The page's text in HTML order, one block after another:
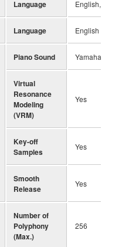
Language English,
Language English
Piano Sound Yamaha
Virtual
Resonance
Modeling
(VRM)
Yes
Key-off
Samples
Yes
Smooth
Release
Yes
Number of
Polyphony
(Max.)
256